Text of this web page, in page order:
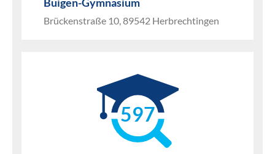
Brückenstraße 10, 89542 Herbrechtingen
597